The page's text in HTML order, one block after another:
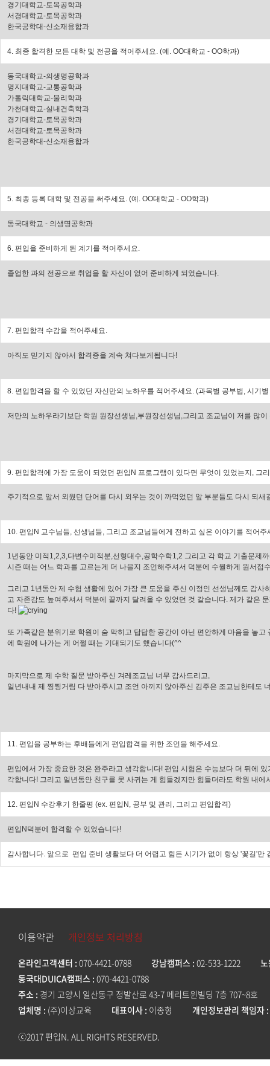
경기대학교-토목공학과
서경대학교-토목공학과
한국공학대-신소재융합과
4. 최종 합격한 모든 대학 및 전공을 적어주세요. (예. OO대학교 - OO학과)
동국대학교-의생명공학과
명지대학교-교통공학과
가톨릭대학교-물리학과
가천대학교-실내건축학과
경기대학교-토목공학과
서경대학교-토목공학과
한국공학대-신소재융합과
5. 최종 등록 대학 및 전공을 써주세요. (예. OO대학교 - OO학과)
동국대학교 - 의생명공학과
6. 편입을 준비하게 된 계기를 적어주세요.
졸업한 과의 전공으로 취업을 할 자신이 없어 준비하게 되었습니다.
7. 편입합격 수감을 적어주세요.
아직도 믿기지 않아서 합격증을 계속 쳐다보게됩니다!
8. 편입합격을 할 수 있었던 자신만의 노하우를 적어주세요. (과목별 공부법, 시기
저만의 노하우라기보단 학원 원장선생님,부원장선생님,그리고 조교님이 저를 많
9. 편입합격에 가장 도움이 되었던 편입N 프로그램이 있다면 무엇이 있었는지, 그
주기적으로 앞서 외웠던 단어를 다시 외우는 것이 까먹었던 앞 부분들도 다시 되새
10. 편입N 교수님들, 선생님들, 그리고 조교님들에게 전하고 싶은 이야기를 적어주
1년동안 미적1,2,3,다변수미적분,선형대수,공학수학1,2 그리고 각 학교 기출문제
시즌 때는 어느 학과를 고르는게 더 나을지 조언해주셔서 덕분에 수월하게 원서접
그리고 1년동안 제 수험 생활에 있어 가장 큰 도움을 주신 이정인 선생님께도 감
고 자존감도 높여주셔서 덕분에 끝까지 달려올 수 있었던 것 같습니다. 제가 같은
다!
또 가족같은 분위기로 학원이 숨 막히고 답답한 공간이 아닌 편안하게 마음을 놓
에 학원에 나가는 게 어쩔 때는 기대되기도 했습니다(^^
마지막으로 제 수학 질문 받아주신 겨레조교님 너무 감사드리고,
일년내내 제 찡찡거림 다 받아주시고 조언 아끼지 않아주신 김주은 조교님한테도
11. 편입을 공부하는 후배들에게 편입합격을 위한 조언을 해주세요.
편입에서 가장 중요한 것은 완주라고 생각합니다! 편입 시험은 수능보다 더 뒤에
각합니다! 그리고 일년동안 친구를 못 사귀는 게 힘들겠지만 힘들더라도 학원 내
12. 편입N 수강후기 한줄평 (ex. 편입N, 공부 및 관리, 그리고 편입합격)
편입N덕분에 합격할 수 있었습니다!
감사합니다. 앞으로 편입 준비 생활보다 더 어렵고 힘든 시기가 없이 항상 '꽃길'
이용약관 개인정보 처리방침
온라인고객센터 070-4421-0788 강남캠퍼스 02-533-1222
동국대DUICA캠퍼스 070-4421-0788
주소 경기 고양시 일산동구 정발산로 43-7 메리트윈빌딩 7층 707~8호
업체명 (주)이상교육 대표이사 이종형 개인정보관리 책임자
ⓒ2017 편입N. ALL RIGHTS RESERVED.